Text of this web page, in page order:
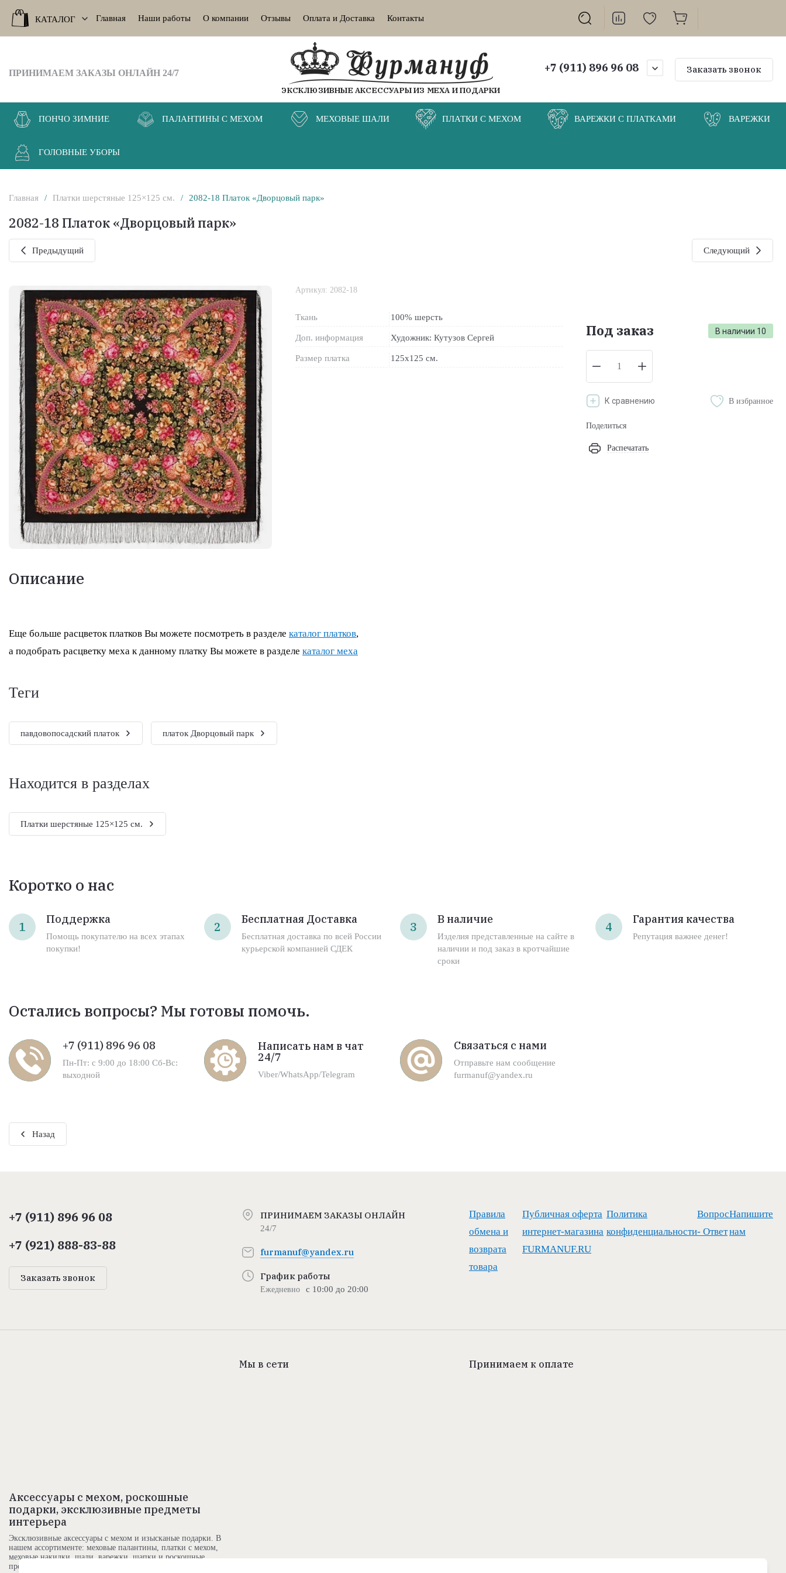
КАТАЛОГ Главная Наши работы О компании Отзывы Оплата и Доставка Контакты
ЭКСКЛЮЗИВНЫЕ АКСЕССУАРЫ ИЗ МЕХА И ПОДАРКИ
ПРИНИМАЕМ ЗАКАЗЫ ОНЛАЙН 24/7 +7 (911) 896 96 08 Заказать звонок
ПОНЧО ЗИМНИЕ ПАЛАНТИНЫ C МЕХОМ МЕХОВЫЕ ШАЛИ ПЛАТКИ С МЕХОМ ВАРЕЖКИ С ПЛАТКАМИ ВАРЕЖКИ
ГОЛОВНЫЕ УБОРЫ
Главная / Платки шерстяные 125×125 см. / 2082-18 Платок «Дворцовый парк»
2082-18 Платок «Дворцовый парк»
Предыдущий Следующий
Артикул: 2082-18
Ткань 100% шерсть
Доп. информация Художник: Кутузов Сергей
Размер платка 125х125 см.
В наличии 10
Под заказ
К сравнению В избранное
Поделиться
Распечатать
Описание
Еще больше расцветок платков Вы можете посмотреть в разделе каталог платков,
а подобрать расцветку меха к данному платку Вы можете в разделе каталог меха
теги
павдовопосадский платок платок Дворцовый парк
Находится в разделах
Платки шерстяные 125×125 см.
Коротко о нас
1 Поддержка
Помощь покупателю на всех этапах
покупки!
2 Бесплатная Доставка
Бесплатная доставка по всей России
курьерской компанией СДЕК
3 В наличие
Изделия представленные на сайте в
наличии и под заказ в кротчайшие
сроки
4 Гарантия качества
Репутация важнее денег!
Остались вопросы? Мы готовы помочь.
+7 (911) 896 96 08
Пн-Пт: с 9:00 до 18:00 Сб-Вс:
выходной
Написать нам в чат
24/7
Viber/WhatsApp/Telegram
Связаться с нами
Отправьте нам сообщение
furmanuf@yandex.ru
Назад
+7 (911) 896 96 08
+7 (921) 888-83-88
Заказать звонок
ПРИНИМАЕМ ЗАКАЗЫ ОНЛАЙН
24/7
furmanuf@yandex.ru
График работы
Ежедневно с 10:00 до 20:00
Правила
обмена и
возврата
товара
Публичная оферта
интернет-магазина
FURMANUF.RU
Политика
конфиденциальности
Вопрос
- Ответ
Напишите
нам
Аксессуары с мехом, роскошные
подарки, эксклюзивные предметы
интерьера
Эксклюзивные аксессуары с мехом и изысканые подарки. В
нашем ассортименте: меховые палантины, платки с мехом,
меховые накидки, шали, варежки, шапки и роскошные
предметы интерьера
Мы в сети Принимаем к оплате